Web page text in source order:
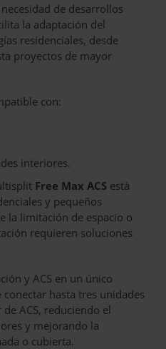
de desarrollos
la adaptación del
residenciales, desde
proyectos de mayor
con:
interiores.
Free Max ACS está
y pequeños
la limitación de espacio o
requieren soluciones
y ACS en un único
hasta tres unidades
ACS, reduciendo el
y mejorando la
o cubierta.